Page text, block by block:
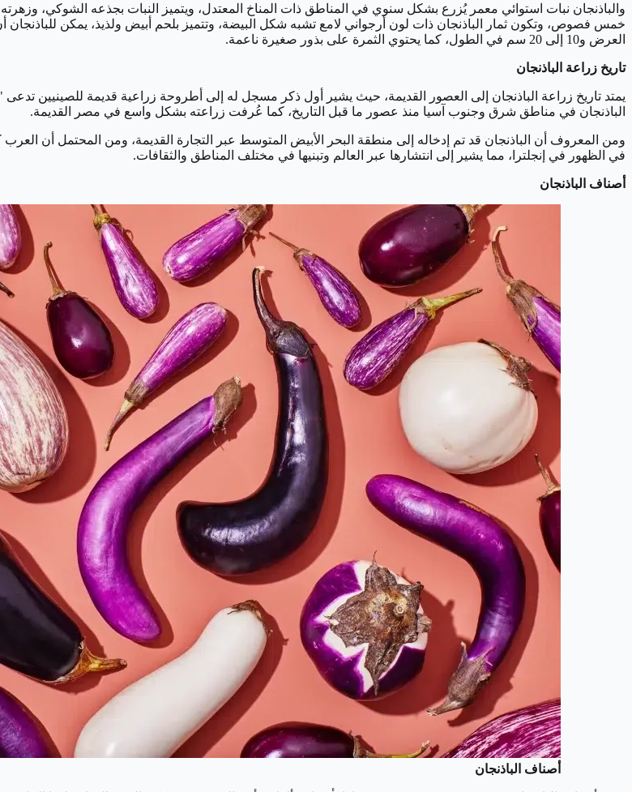
والباذنجان نبات استوائي معمر يُزرع بشكل سنوي في المناطق ذات المناخ المعتدل، ويتميز النبات بجذعه الشوكي،
العرض و10 إلى 20 سم في الطول، كما يحتوي الثمرة على بذور صغيرة ناعمة.
تاريخ زراعة الباذنجان
الباذنجان في مناطق شرق وجنوب آسيا منذ عصور ما قبل التاريخ، كما عُرفت زراعته بشكل واسع في مصر القديمة.
ومن المعروف أن الباذنجان قد تم إدخاله إلى منطقة البحر الأبيض المتوسط ​​عبر التجارة القديمة، ومن المحتمل أن
في الظهور في إنجلترا، مما يشير إلى انتشارها عبر العالم وتبنيها في مختلف المناطق والثقافات.
أصناف الباذنجان
أصناف الباذنجان